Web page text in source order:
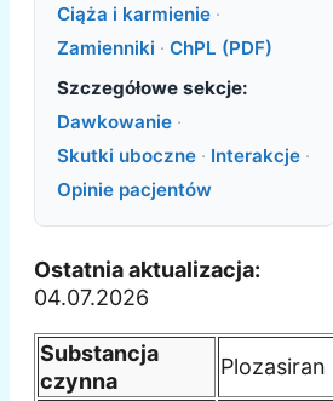
Ciąża i karmienie ·
Zamienniki · ChPL (PDF)
Szczegółowe sekcje:
Dawkowanie ·
Skutki uboczne · Interakcje ·
Opinie pacjentów
Ostatnia aktualizacja:
04.07.2026
Substancja
czynna
Plozasiran